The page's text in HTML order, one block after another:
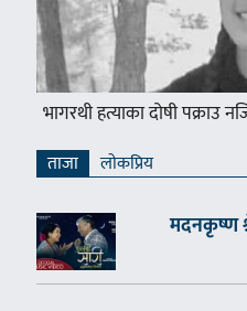
भागरथी हत्याका दोषी पक्राउ
ताजा लाेकप्रिय
मदनकृष्ण